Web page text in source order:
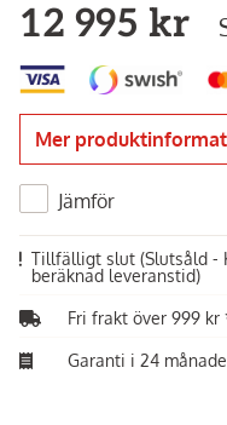
12 995 kr
Mer
Jämför
Tillfälligt slut (Slutsåld -
beräknad leveranstid)
Fri frakt över 999
Garanti i 24